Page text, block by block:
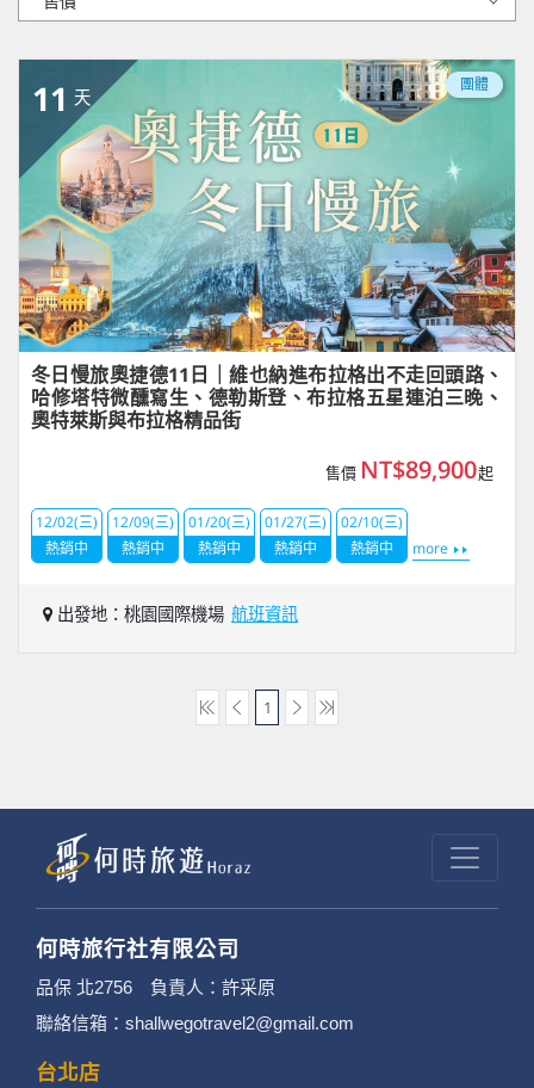
11 天
團體
冬日慢旅奧捷德11日｜維也納進布拉格出不走回頭路、
哈修塔特微醺寫生、德勒斯登、布拉格五星連泊三晚、
奧特萊斯與布拉格精品街
售價 NT$89,900起
12/02(三)
熱銷中
12/09(三)
熱銷中
01/20(三)
熱銷中
01/27(三)
熱銷中
02/10(三)
熱銷中
more
出發地：桃園國際機場 航班資訊
1
何時旅行社有限公司
品保 北2756 負責人：許采原
聯絡信箱：shallwegotravel2@gmail.com
台北店